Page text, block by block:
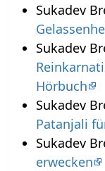
Sukadev
Sukadev
Hörbuch
Sukadev
Patanjali
Sukadev
erwecken